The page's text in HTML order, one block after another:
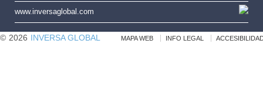
www.inversaglobal.com
© 2026 INVERSA GLOBAL MAPA WEB INFO LEGAL